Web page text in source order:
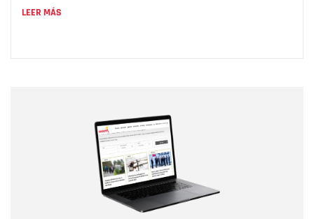
LEER MÁS
Correo electrónico
Tipo de comentario